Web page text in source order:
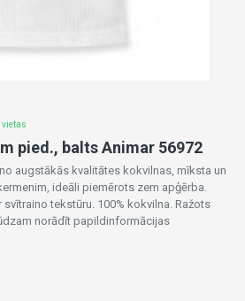
pied., balts Animar 56972
augstākās kvalitātes kokvilnas, mīksta un
ideāli piemērots zem apģērba.
tekstūru. 100% kokvilna. Ražots
norādīt papildinformācijas